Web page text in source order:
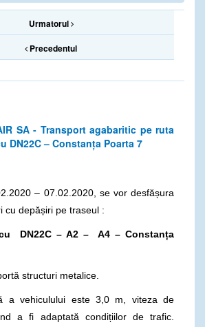
Urmatorul
Precedentul
SA - Transport agabaritic pe ruta
DN22C – Constanța Poarta 7
– 07.02.2020, se vor desfășura
cu depășiri pe traseul :
DN22C – A2 – A4 – Constanța
structuri metalice.
a vehiculului este 3,0 m, viteza de
a fi adaptată condițiilor de trafic.